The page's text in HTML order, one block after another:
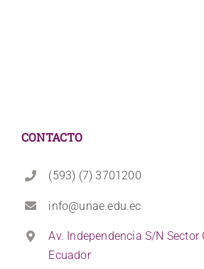
CONTACTO
(593) (7) 3701200
info@unae.edu.ec
Av. Independencia S/N Sector
Ecuador